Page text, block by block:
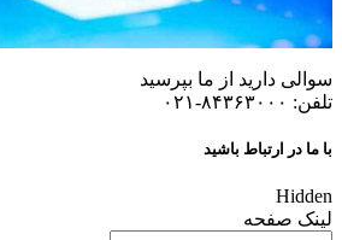
سوالی دارید از ما بپرسید
تلفن: ۸۴۳۶۳۰۰۰-۰۲۱
با ما در ارتباط باشید
Hidden
لینک صفحه